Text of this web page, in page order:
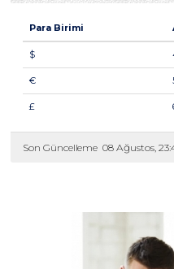
Para Birimi
$
€
£
Son Güncelleme 08 Ağustos,